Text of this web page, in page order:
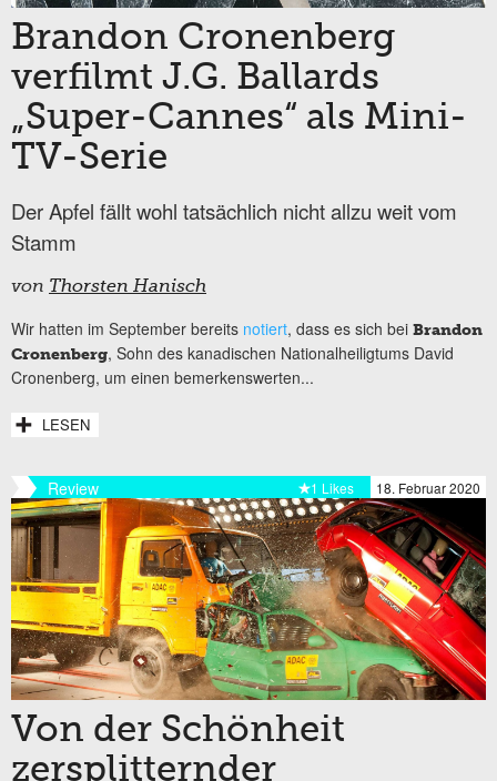
Brandon Cronenberg
verfilmt J.G. Ballards
„Super-Cannes“ als Mini-
TV-Serie
Der Apfel fällt wohl tatsächlich nicht allzu weit vom
Stamm
von Thorsten Hanisch
Wir hatten im September bereits notiert, dass es sich bei Brandon
Cronenberg, Sohn des kanadischen Nationalheiligtums David
Cronenberg, um einen bemerkenswerten...
LESEN
Review 18. Februar 2020
1 Likes
Von der Schönheit
zersplitternder